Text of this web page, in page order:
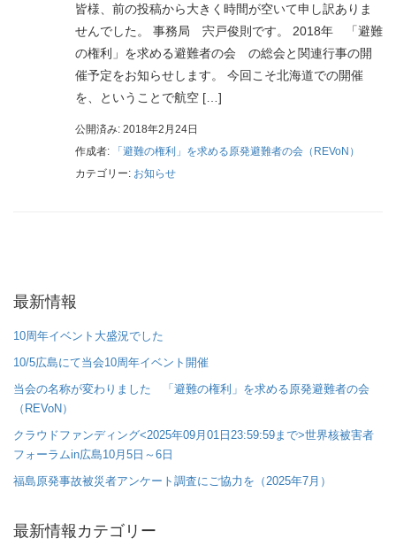
皆様、前の投稿から大きく時間が空いて申し訳ありま
せんでした。 事務局 宍戸俊則です。 2018年 「避難
の権利」を求める避難者の会 の総会と関連行事の開
催予定をお知らせします。 今回こそ北海道での開催
を、ということで航空 […]
公開済み: 2018年2月24日
作成者:
「避難の権利」を求める原発避難者の会（REVoN）
カテゴリー: お知らせ
最新情報
10周年イベント大盛況でした
10/5広島にて当会10周年イベント開催
当会の名称が変わりました 「避難の権利」を求める原発避難者の会
（REVoN）
クラウドファンディング<2025年09月01日23:59:59まで>世界核被害者
フォーラムin広島10月5日～6日
福島原発事故被災者アンケート調査にご協力を（2025年7月）
最新情報カテゴリー